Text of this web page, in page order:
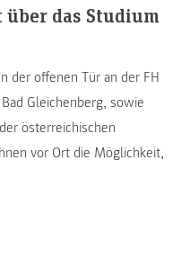
das Studium
der offenen Tür an der FH
Gleichenberg, sowie
österreichischen
vor Ort die Möglichkeit,